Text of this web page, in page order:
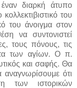
διαρκή άτυπο
του
του άνοιγμα στον
να συντονιστεί
τους πόνους, τις
των αγίων. Ο π.
και σαφής. Θα
αναγνωρίσουμε ότι
των ιστορικών